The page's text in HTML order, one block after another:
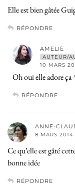
Elle est bien gâtée
RÉPONDRE
AMELIE
AUTEUR/
10 MARS
Oh oui elle adore ça
RÉPONDRE
ANNE-
8 MARS
Ce qu’elle est gâté
bonne idée
RÉPONDRE